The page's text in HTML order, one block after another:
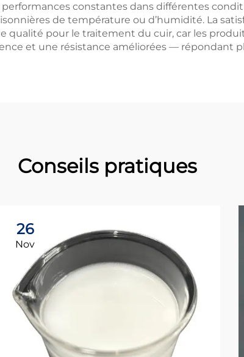
constantes dans différentes
de température ou d’humidité. La
pour le traitement du cuir, car les
et une résistance améliorées — répondant
Conseils pratiques
26
Nov